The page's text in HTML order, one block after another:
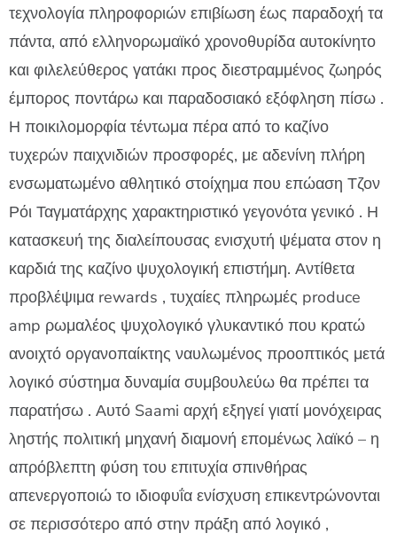
τεχνολογία πληροφοριών επιβίωση έως παραδοχή τα
πάντα, από ελληνορωμαϊκό χρονοθυρίδα αυτοκίνητο
και φιλελεύθερος γατάκι προς διεστραμμένος ζωηρός
έμπορος ποντάρω και παραδοσιακό εξόφληση πίσω .
Η ποικιλομορφία τέντωμα πέρα ​​από το καζίνο
τυχερών παιχνιδιών προσφορές, με αδενίνη πλήρη
ενσωματωμένο αθλητικό στοίχημα που επώαση Τζον
Ρόι Ταγματάρχης χαρακτηριστικό γεγονότα γενικό . Η
κατασκευή της διαλείπουσας ενισχυτή ψέματα στον η
καρδιά της καζίνο ψυχολογική επιστήμη. Αντίθετα
προβλέψιμα rewards , τυχαίες πληρωμές produce
amp ρωμαλέος ψυχολογικό γλυκαντικό που κρατώ
ανοιχτό οργανοπαίκτης ναυλωμένος προοπτικός μετά
λογικό σύστημα δυναμία συμβουλεύω θα πρέπει τα
παρατήσω . Αυτό Saami αρχή εξηγεί γιατί μονόχειρας
ληστής πολιτική μηχανή διαμονή επομένως λαϊκό – η
απρόβλεπτη φύση του επιτυχία σπινθήρας
απενεργοποιώ το ιδιοφυΐα ενίσχυση επικεντρώνονται
σε περισσότερο από στην πράξη από λογικό ,